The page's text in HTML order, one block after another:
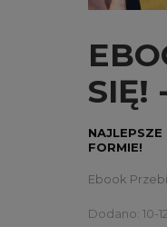
SIĘ!
Dodano: 10-
FORMIE!
Ebook